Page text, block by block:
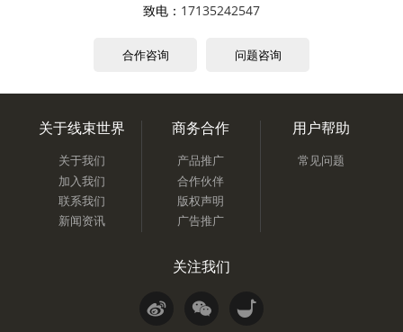
致电： 17135242547
合作咨询 问题咨询
关于线束世界
关于我们
加入我们
联系我们
新闻资讯
商务合作
产品推广
合作伙伴
版权声明
广告推广
用户帮助
常见问题
关注我们